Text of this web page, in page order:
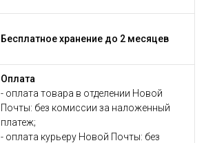
Бесплатное хранение до 2 месяцев
Оплата
- оплата товара в отделении Новой
Почты: без комиссии за наложенный
платеж;
- оплата курьеру Новой Почты: без